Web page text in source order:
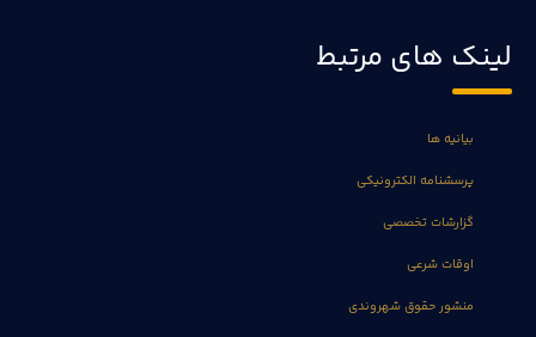
لینک های مرتبط
بیانیه ها
پرسشنامه الکترونیکی
گزارشات تخصصی
اوقات شرعی
منشور حقوق شهروندی